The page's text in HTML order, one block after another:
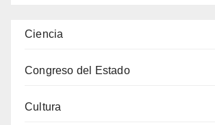
Ciencia
Congreso del Estado
Cultura